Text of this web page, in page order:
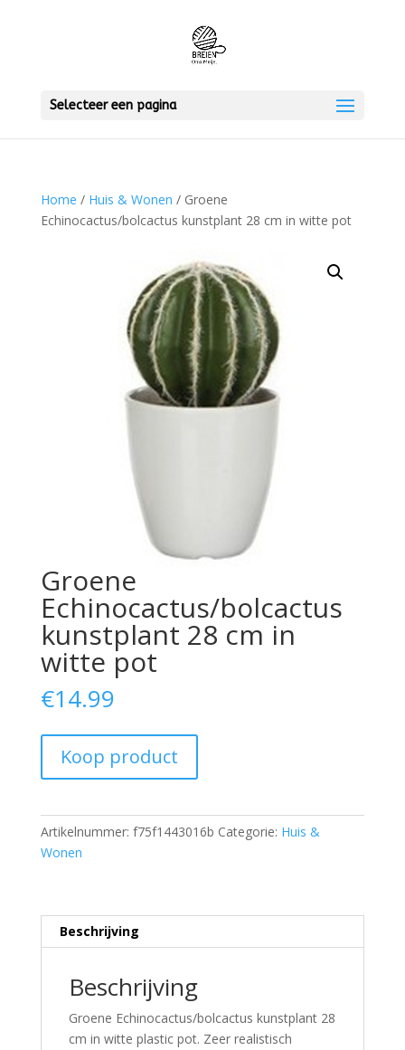
Selecteer een pagina
Home / Huis & Wonen / Groene
Echinocactus/bolcactus kunstplant 28 cm in witte pot
Groene
Echinocactus/bolcactus
kunstplant 28 cm in
witte pot
€14.99
Koop product
Artikelnummer: f75f1443016b Categorie: Huis &
Wonen
Beschrijving
Beschrijving
Groene Echinocactus/bolcactus kunstplant 28
cm in witte plastic pot. Zeer realistisch